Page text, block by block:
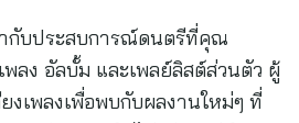
ากับประสบการณ์ดนตรีที่คุณ
ลง อัลบั้ม และเพลย์ลิสต์ส่วนตัว ผู้
งเพลงเพื่อพบกับผลงานใหม่ๆ ที่